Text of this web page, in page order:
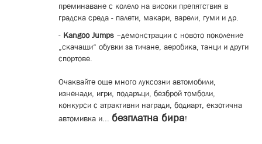
преминаване с колело на високи препятствия в
градска среда - палети, макари, варели, гуми и др.
- Kangoo Jumps –демонстрации с новото поколение
„скачащи“ обувки за тичане, аеробика, танци и други
спортове.
Очаквайте още много луксозни автомобили,
изненади, игри, подаръци, безброй томболи,
конкурси с атрактивни награди, бодиарт, екзотична
автомивка и... безплатна бира!